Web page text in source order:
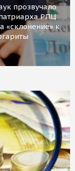
прозвучало
РПЦ
«склонение» к